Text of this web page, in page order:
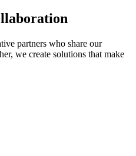
partners who share our
we create solutions that make